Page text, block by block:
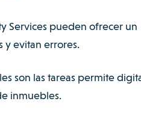
Services pueden ofrecer un
y evitan errores.
son las tareas permite
inmuebles.